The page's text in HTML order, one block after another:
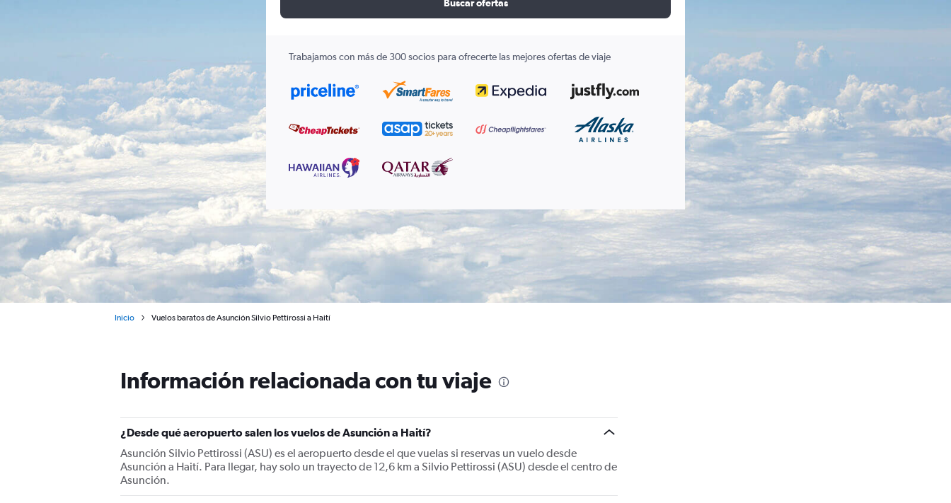
Buscar ofertas
Trabajamos con más de 300 socios para ofrecerte las mejores ofertas de viaje
Inicio Vuelos baratos de Asunción Silvio Pettirossi a Haití
Información relacionada con tu viaje
¿Desde qué aeropuerto salen los vuelos de Asunción a Haití?
Asunción Silvio Pettirossi (ASU) es el aeropuerto desde el que vuelas si reservas un vuelo desde
Asunción a Haití. Para llegar, hay solo un trayecto de 12,6 km a Silvio Pettirossi (ASU) desde el centro de
Asunción.